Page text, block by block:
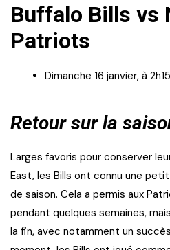
Buffalo Bills vs
Patriots
Dimanche 16 janvier, à
Retour sur la
Larges favoris pour conserver
East, les Bills ont connu une
de saison. Cela a permis aux
pendant quelques semaines,
la fin, avec notamment un